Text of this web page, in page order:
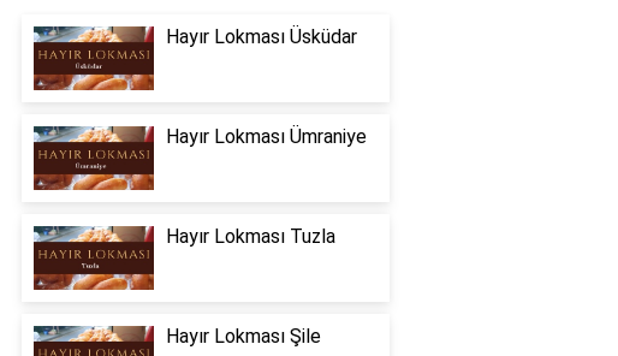
Hayır Lokması Üsküdar
Hayır Lokması Ümraniye
Hayır Lokması Tuzla
Hayır Lokması Şile